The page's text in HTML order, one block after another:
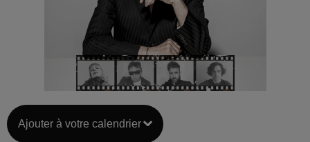
Ajouter à votre calendrier